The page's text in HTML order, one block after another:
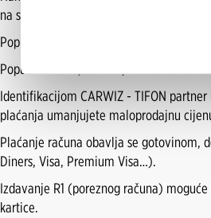
na svim Tifon prodajnim mjestima u
Popust se ostvaruje na istaknute
Popust iznosi 0,30 kuna/litra bruto na
Identifikacijom CARWIZ - TIFON
plaćanja umanjujete maloprodajnu
Plaćanje računa obavlja se gotovinom,
Diners, Visa, Premium Visa…).
Izdavanje R1 (poreznog računa)
kartice.